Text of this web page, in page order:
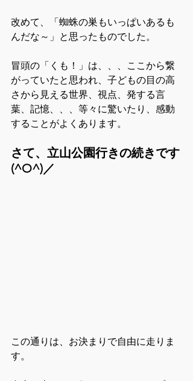
改めて、「蜘蛛の巣もいっぱいあるも
んだな～」と思ったものでした。
冒頭の「くも！」は、、、ここから繋
がっていたと思われ、子どもの目の高
さから見える世界、視点、発する言
葉、記憶、、、等々に驚いたり、感動
することがよくあります。
さて、立山公園行きの続きです
(^O^)／
この通りは、お決まりで自由に走りま
す。